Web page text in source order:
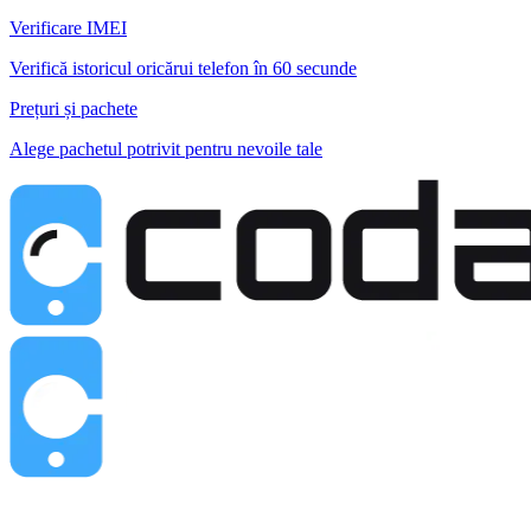
Verificare IMEI
Verifică istoricul oricărui telefon în 60 secunde
Prețuri și pachete
Alege pachetul potrivit pentru nevoile tale